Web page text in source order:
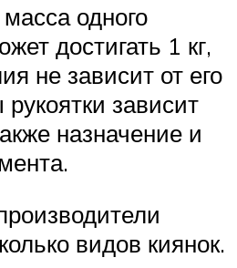
одного
достигать 1 кг,
не зависит от его
зависит
назначение и
видов киянок.